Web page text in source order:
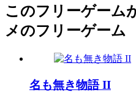
このフリーゲーム
メのフリーゲーム
名も無き物語 II